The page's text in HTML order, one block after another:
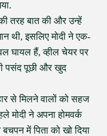
तरह बात की और उन्हें
थी, इसलिए मोदी ने एक-
घायल हैं, व्हील चेयर पर
पसंद पूछी और खुद
से मिलने वालों को सहज
मोदी ने अपना होमवर्क
में पिता को खो दिया